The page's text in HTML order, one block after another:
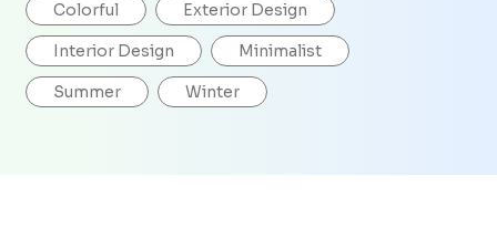
Colorful Exterior Design
Interior Design Minimalist
Summer Winter